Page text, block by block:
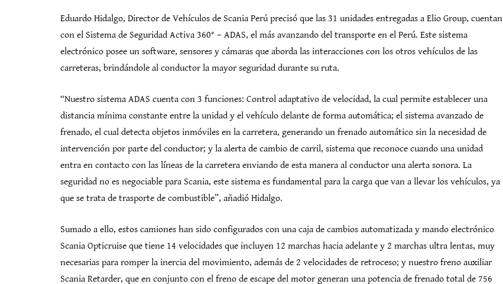
Eduardo Hidalgo, Director de Vehículos de Scania Perú precisó que las 31 unidades entregadas a Elio Group, cuentan
con el Sistema de Seguridad Activa 360° – ADAS, el más avanzando del transporte en el Perú. Este sistema
electrónico posee un software, sensores y cámaras que aborda las interacciones con los otros vehículos de las
carreteras, brindándole al conductor la mayor seguridad durante su ruta.
“Nuestro sistema ADAS cuenta con 3 funciones: Control adaptativo de velocidad, la cual permite establecer una
distancia mínima constante entre la unidad y el vehículo delante de forma automática; el sistema avanzado de
frenado, el cual detecta objetos inmóviles en la carretera, generando un frenado automático sin la necesidad de
intervención por parte del conductor; y la alerta de cambio de carril, sistema que reconoce cuando una unidad
entra en contacto con las líneas de la carretera enviando de esta manera al conductor una alerta sonora. La
seguridad no es negociable para Scania, este sistema es fundamental para la carga que van a llevar los vehículos, ya
que se trata de trasporte de combustible”, añadió Hidalgo.
Sumado a ello, estos camiones han sido configurados con una caja de cambios automatizada y mando electrónico
Scania Opticruise que tiene 14 velocidades que incluyen 12 marchas hacia adelante y 2 marchas ultra lentas, muy
necesarias para romper la inercia del movimiento, además de 2 velocidades de retroceso; y nuestro freno auxiliar
Scania Retarder, que en conjunto con el freno de escape del motor generan una potencia de frenado total de 756